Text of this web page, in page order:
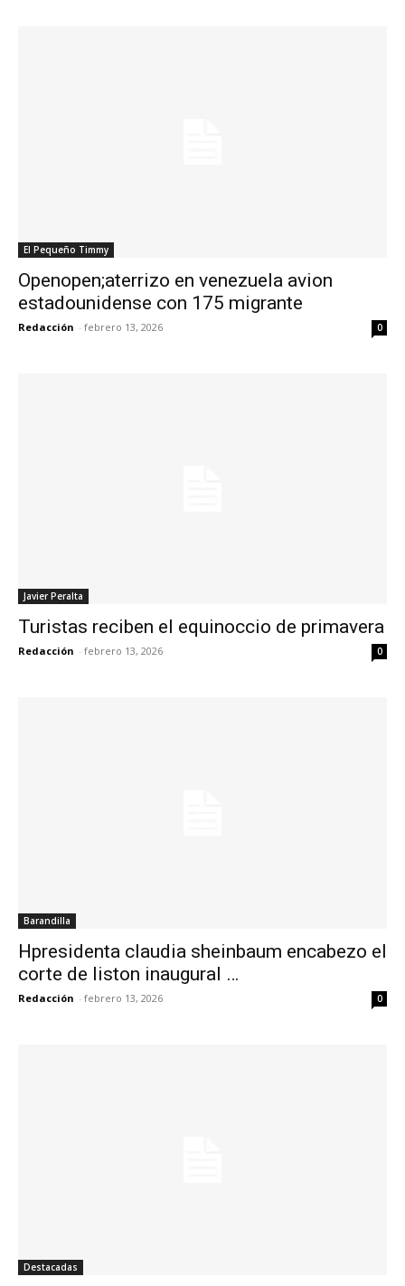
El Pequeño Timmy
Openopen;aterrizo en venezuela avion
estadounidense con 175 migrante
Redacción - febrero 13, 2026 0
Javier Peralta
Turistas reciben el equinoccio de primavera
Redacción - febrero 13, 2026 0
Barandilla
Hpresidenta claudia sheinbaum encabezo el
corte de liston inaugural …
Redacción - febrero 13, 2026 0
Destacadas